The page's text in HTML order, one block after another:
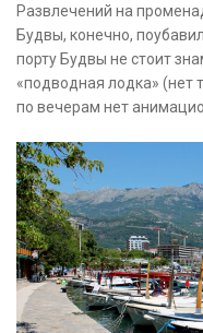
Развлечений на
Будвы, конечно,
порту Будвы не стоит
«подводная лодка» (нет
по вечерам нет